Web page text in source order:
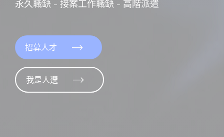
永久職缺 - 接案工作職缺 - 高階派遣
招募人才
我是人選